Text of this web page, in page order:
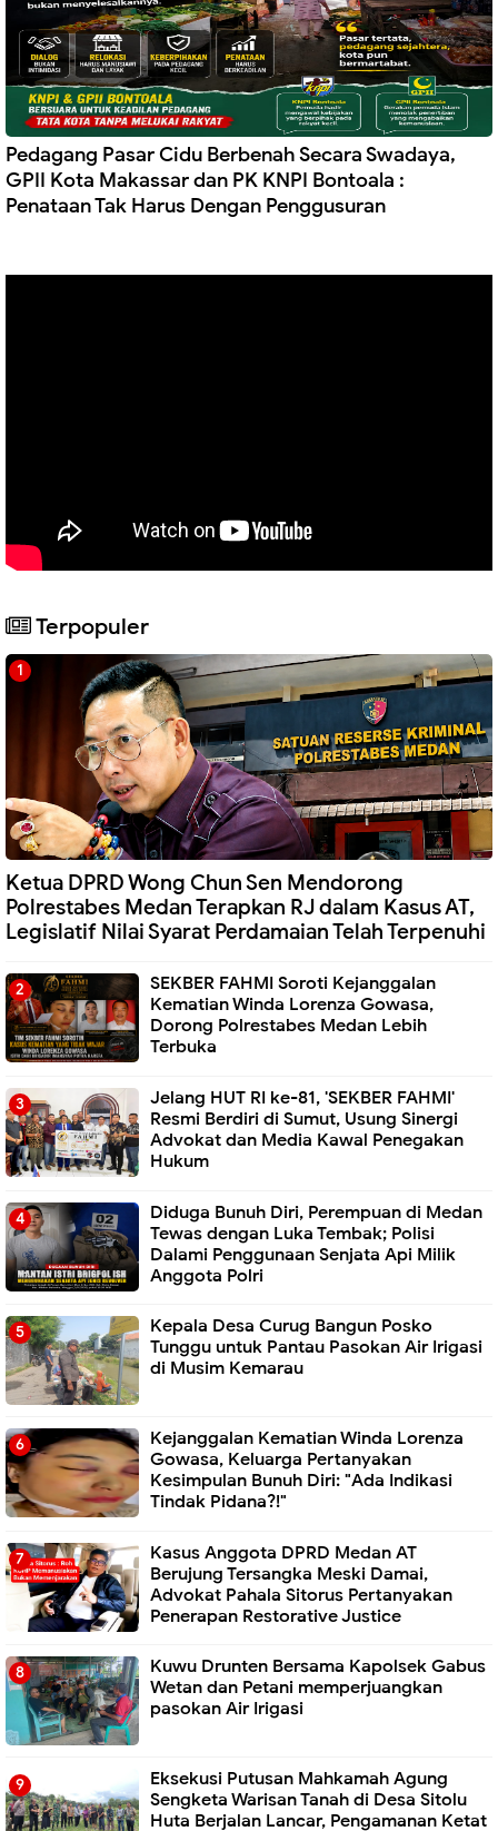
Pedagang Pasar Cidu Berbenah Secara Swadaya,
GPII Kota Makassar dan PK KNPI Bontoala :
Penataan Tak Harus Dengan Penggusuran
Terpopuler
Ketua DPRD Wong Chun Sen Mendorong
Polrestabes Medan Terapkan RJ dalam Kasus AT,
Legislatif Nilai Syarat Perdamaian Telah Terpenuhi
SEKBER FAHMI Soroti Kejanggalan
Kematian Winda Lorenza Gowasa,
Dorong Polrestabes Medan Lebih
Terbuka
Jelang HUT RI ke-81, 'SEKBER FAHMI'
Resmi Berdiri di Sumut, Usung Sinergi
Advokat dan Media Kawal Penegakan
Hukum
Diduga Bunuh Diri, Perempuan di Medan
Tewas dengan Luka Tembak; Polisi
Dalami Penggunaan Senjata Api Milik
Anggota Polri
Kepala Desa Curug Bangun Posko
Tunggu untuk Pantau Pasokan Air Irigasi
di Musim Kemarau
Kejanggalan Kematian Winda Lorenza
Gowasa, Keluarga Pertanyakan
Kesimpulan Bunuh Diri: "Ada Indikasi
Tindak Pidana?!"
Kasus Anggota DPRD Medan AT
Berujung Tersangka Meski Damai,
Advokat Pahala Sitorus Pertanyakan
Penerapan Restorative Justice
Kuwu Drunten Bersama Kapolsek Gabus
Wetan dan Petani memperjuangkan
pasokan Air Irigasi
Eksekusi Putusan Mahkamah Agung
Sengketa Warisan Tanah di Desa Sitolu
Huta Berjalan Lancar, Pengamanan Ketat